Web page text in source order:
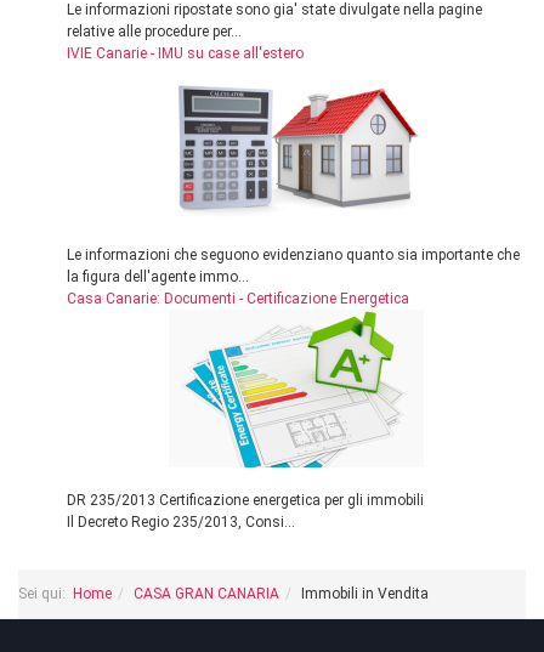
Le informazioni ripostate sono gia' state divulgate nella pagine
relative alle procedure per...
IVIE Canarie - IMU su case all'estero
Le informazioni che seguono evidenziano quanto sia importante che
la figura dell'agente immo...
Casa Canarie: Documenti - Certificazione Energetica
DR 235/2013 Certificazione energetica per gli immobili
Il Decreto Regio 235/2013, Consi...
Sei qui: Home CASA GRAN CANARIA Immobili in Vendita